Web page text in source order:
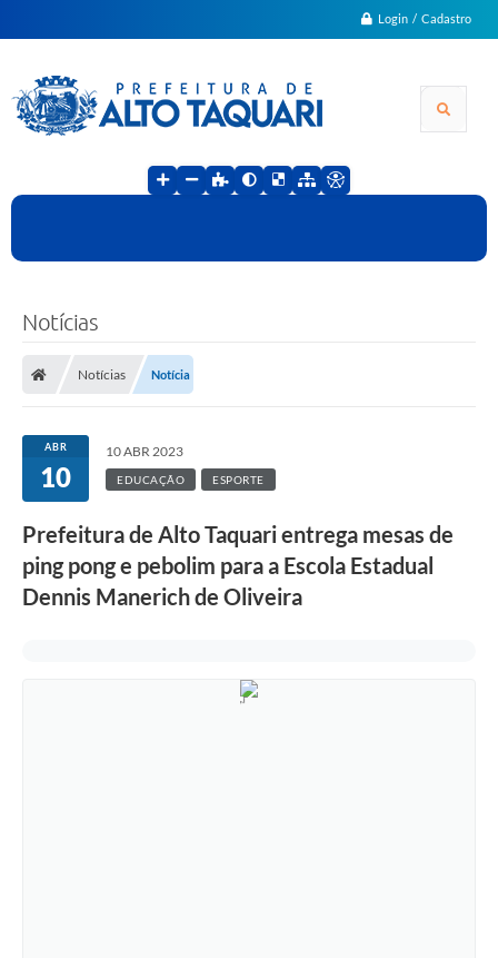
Login / Cadastro
Notícias
Notícias Notícia
ABR
10
10 ABR 2023
EDUCAÇÃO ESPORTE
Prefeitura de Alto Taquari entrega mesas de
ping pong e pebolim para a Escola Estadual
Dennis Manerich de Oliveira